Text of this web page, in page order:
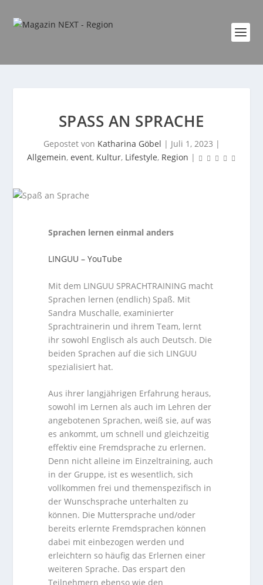
SPASS AN SPRACHE
Gepostet von Katharina Göbel | Juli 1, 2023 |
Allgemein, event, Kultur, Lifestyle, Region |
Sprachen lernen einmal anders
LINGUU – YouTube
Mit dem LINGUU SPRACHTRAINING macht
Sprachen lernen (endlich) Spaß. Mit
Sandra Muschalle, examinierter
Sprachtrainerin und ihrem Team, lernt
ihr sowohl Englisch als auch Deutsch. Die
beiden Sprachen auf die sich LINGUU
spezialisiert hat.
Aus ihrer langjährigen Erfahrung heraus,
sowohl im Lernen als auch im Lehren der
angebotenen Sprachen, weiß sie, auf was
es ankommt, um schnell und gleichzeitig
effektiv eine Fremdsprache zu erlernen.
Denn nicht alleine im Einzeltraining, auch
in der Gruppe, ist es wesentlich, sich
vollkommen frei und themenspezifisch in
der Wunschsprache unterhalten zu
können. Die Muttersprache und/oder
bereits erlernte Fremdsprachen können
dabei mit einbezogen werden und
erleichtern so häufig das Erlernen einer
weiteren Sprache. Das erspart den
Teilnehmern ebenso wie den